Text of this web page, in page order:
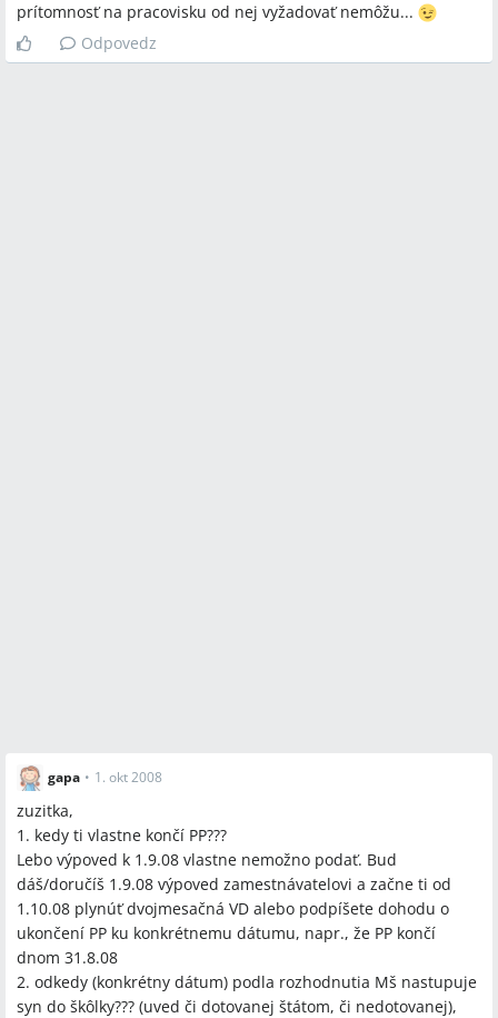
prítomnosť na pracovisku od nej vyžadovať nemôžu...
Odpovedz
gapa • 1. okt 2008
zuzitka,
1. kedy ti vlastne končí PP???
Lebo výpoved k 1.9.08 vlastne nemožno podať. Bud
dáš/doručíš 1.9.08 výpoved zamestnávatelovi a začne ti od
1.10.08 plynúť dvojmesačná VD alebo podpíšete dohodu o
ukončení PP ku konkrétnemu dátumu, napr., že PP končí
dnom 31.8.08
2. odkedy (konkrétny dátum) podla rozhodnutia Mš nastupuje
syn do škôlky??? (uved či dotovanej štátom, či nedotovanej),